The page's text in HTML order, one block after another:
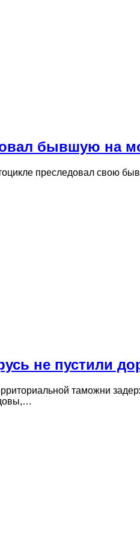
бывшую на
преследовал свою
не пустили
таможни